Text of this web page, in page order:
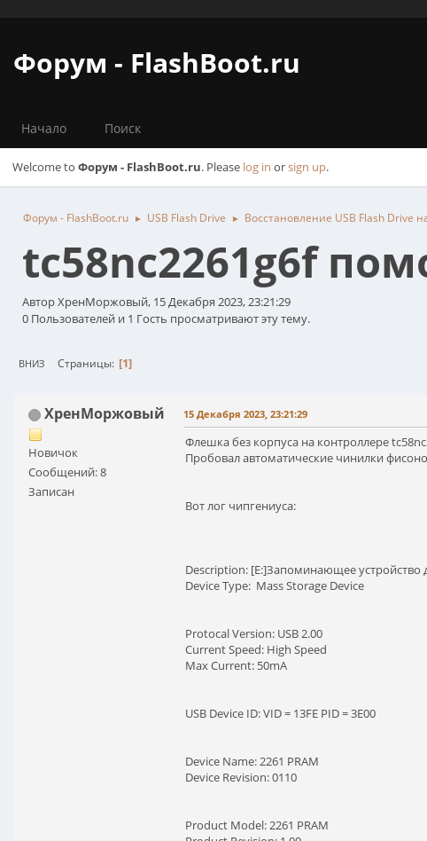
Форум - FlashBoot.ru
Начало Поиск
Welcome to Форум - FlashBoot.ru. Please log in orsign up.
Форум - FlashBoot.ru ► USB Flash Drive ► Восстановление USB Flash Drive
tc58nc2261g6f
Автор ХренМоржовый, 15 Декабря 2023, 23:21:29
0 Пользователей и 1 Гость просматривают эту тему.
ВНИЗ Страницы 1
ХренМоржовый
Новичок
Сообщений: 8
Записан
15 Декабря 2023, 23:21:29
Флешка без корпуса на контроллере
Пробовал автоматические чинилки
Вот лог чипгениуса:
Description: [E:]Запоминающее устройство
Device Type: Mass Storage Device
Protocal Version: USB 2.00
Current Speed: High Speed
Max Current: 50mA
USB Device ID: VID = 13FE PID = 3E00
Device Name: 2261 PRAM
Device Revision: 0110
Product Model: 2261 PRAM